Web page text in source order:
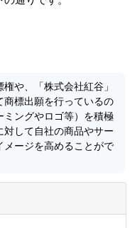
や、「株式会社紅谷」
標出願を行っているの
ングやロゴ等）を積極
して自社の商品やサー
メージを高めることがで